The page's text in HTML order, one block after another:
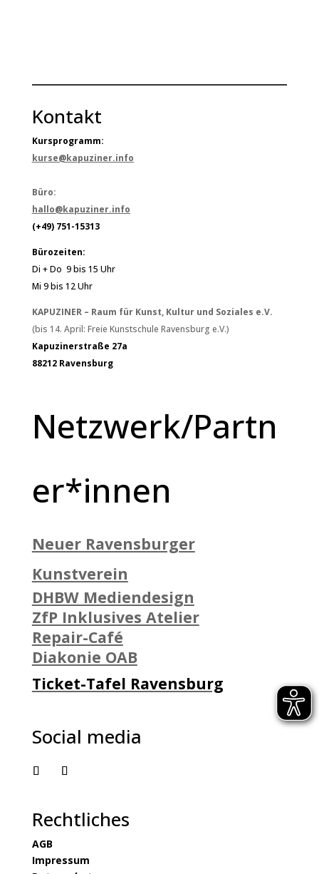
Kontakt
Kursprogramm:
kurse@kapuziner.info
Büro:
hallo@kapuziner.info
(+49) 751-15313
Bürozeiten:
Di + Do 9 bis 15 Uhr
Mi 9 bis 12 Uhr
KAPUZINER – Raum für Kunst, Kultur und Soziales e.V.
(bis 14. April: Freie Kunstschule Ravensburg e.V.)
Kapuzinerstraße 27a
88212 Ravensburg
Netzwerk/Partn
er*innen
Neuer Ravensburger
Kunstverein
DHBW Mediendesign
ZfP Inklusives Atelier
Repair-Café
Diakonie OAB
Ticket-Tafel Ravensburg
Social media
Rechtliches
AGB
Impressum